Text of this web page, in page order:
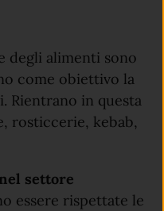
degli alimenti sono
come obiettivo la
Rientrano in questa
rosticcerie, kebab,
settore
essere rispettate le